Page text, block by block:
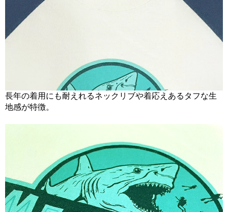
長年の着用にも耐えれるネックリブや着応えあるタフな生
地感が特徴。